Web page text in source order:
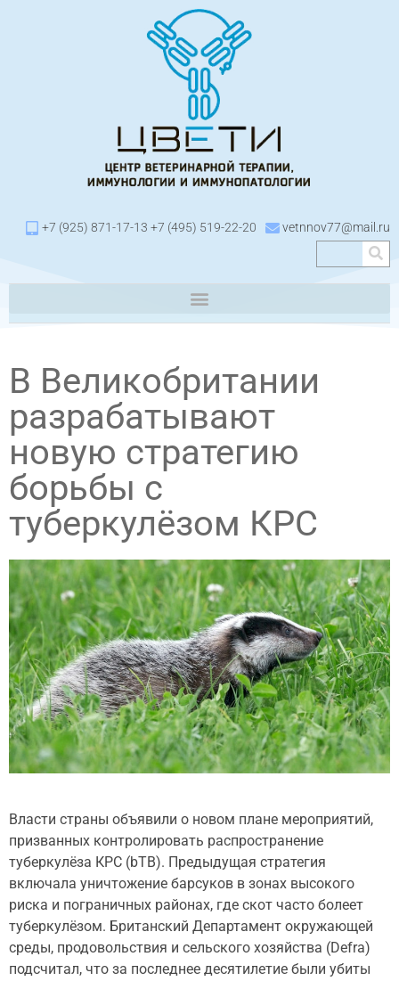
+7 (925) 871-17-13 +7 (495) 519-22-20 vetnnov77@mail.ru
В Великобритании
разрабатывают
новую стратегию
борьбы с
туберкулёзом КРС
Власти страны объявили о новом плане мероприятий,
призванных контролировать распространение
туберкулёза КРС (bTB). Предыдущая стратегия
включала уничтожение барсуков в зонах высокого
риска и пограничных районах, где скот часто болеет
туберкулёзом. Британский Департамент окружающей
среды, продовольствия и сельского хозяйства (Defra)
подсчитал, что за последнее десятилетие были убиты